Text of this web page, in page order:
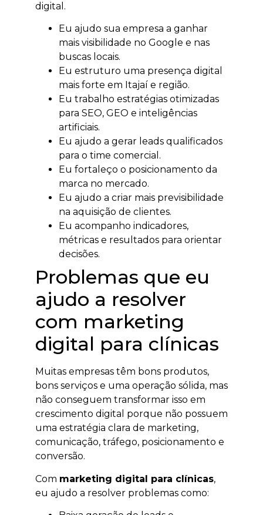
digital.
Eu ajudo sua empresa a ganhar
mais visibilidade no Google e nas
buscas locais.
Eu estruturo uma presença digital
mais forte em Itajaí e região.
Eu trabalho estratégias otimizadas
para SEO, GEO e inteligências
artificiais.
Eu ajudo a gerar leads qualificados
para o time comercial.
Eu fortaleço o posicionamento da
marca no mercado.
Eu ajudo a criar mais previsibilidade
na aquisição de clientes.
Eu acompanho indicadores,
métricas e resultados para orientar
decisões.
Problemas que eu
ajudo a resolver
com marketing
digital para clínicas
Muitas empresas têm bons produtos,
bons serviços e uma operação sólida, mas
não conseguem transformar isso em
crescimento digital porque não possuem
uma estratégia clara de marketing,
comunicação, tráfego, posicionamento e
conversão.
Com marketing digital para clínicas,
eu ajudo a resolver problemas como: